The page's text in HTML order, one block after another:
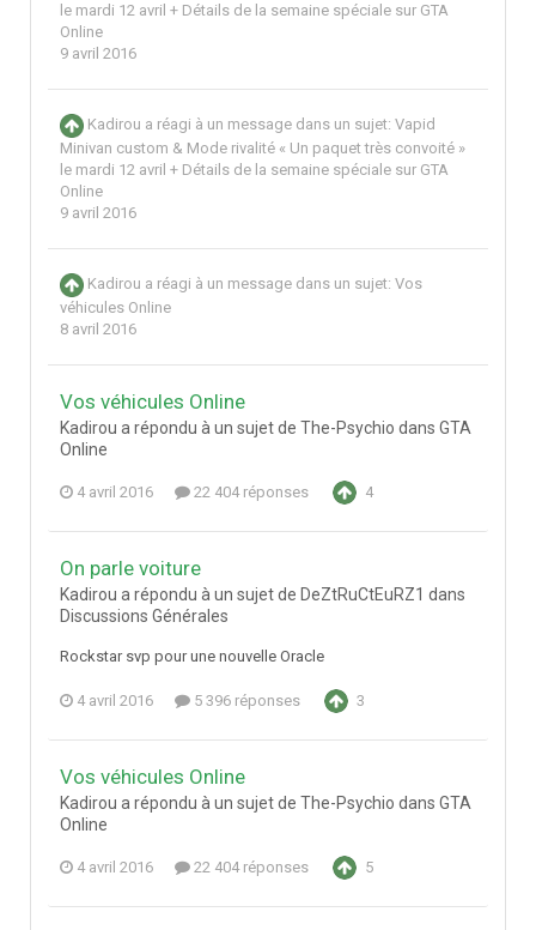
le mardi 12 avril + Détails de la semaine spéciale sur GTA
Online
9 avril 2016
Kadirou a réagi à un message dans un sujet: Vapid
Minivan custom & Mode rivalité « Un paquet très convoité »
le mardi 12 avril + Détails de la semaine spéciale sur GTA
Online
9 avril 2016
Kadirou a réagi à un message dans un sujet: Vos
véhicules Online
8 avril 2016
Vos véhicules Online
Kadirou a répondu à un sujet de The-Psychio dans GTA
Online
4 avril 2016 22 404 réponses 4
On parle voiture
Kadirou a répondu à un sujet de DeZtRuCtEuRZ1 dans
Discussions Générales
Rockstar svp pour une nouvelle Oracle
4 avril 2016 5 396 réponses 3
Vos véhicules Online
Kadirou a répondu à un sujet de The-Psychio dans GTA
Online
4 avril 2016 22 404 réponses 5